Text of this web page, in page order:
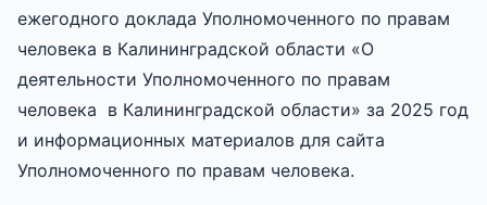
ежегодного доклада Уполномоченного по правам
человека в Калининградской области «О
деятельности Уполномоченного по правам
человека в Калининградской области» за 2025 год
и информационных материалов для сайта
Уполномоченного по правам человека.